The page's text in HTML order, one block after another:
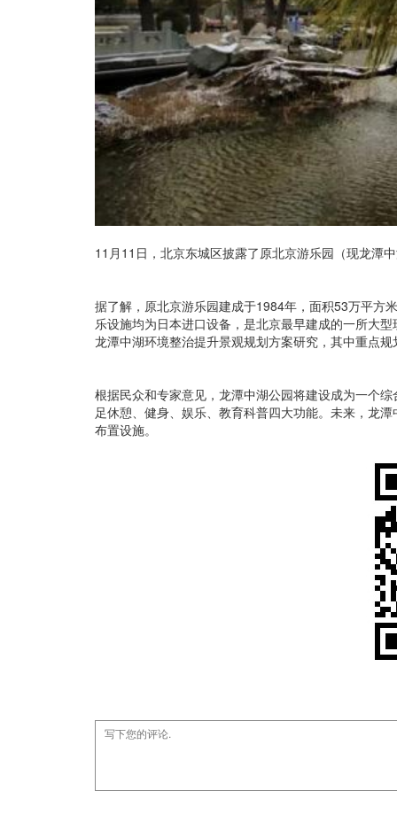
11月11日，北京东城区披露了原北京游乐园（现龙潭
据了解，原北京游乐园建成于1984年，面积53万平方
乐设施均为日本进口设备，是北京最早建成的一所大
龙潭中湖环境整治提升景观规划方案研究，其中重点
根据民众和专家意见，龙潭中湖公园将建设成为一个
足休憩、健身、娱乐、教育科普四大功能。未来，龙
布置设施。